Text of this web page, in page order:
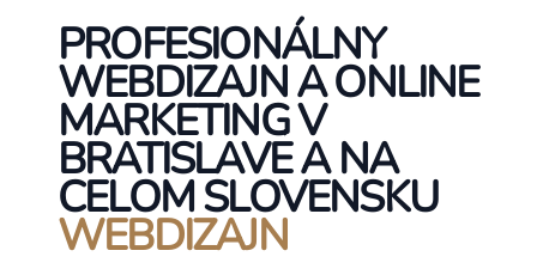
PROFESIONÁLNY
WEBDIZAJN A ONLINE
MARKETING V
BRATISLAVE A NA
CELOM SLOVENSKU
WEBDIZAJN